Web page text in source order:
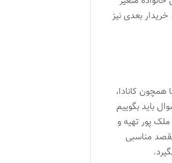
نباید ملک خریداری شده را به فروش برساند و جالب است بدانید که در صورت فروش ملک پس از 5 سال، خریدار بعدی نیز
کانادا،
باید بگوییم
پور تهیه و
مناسبی